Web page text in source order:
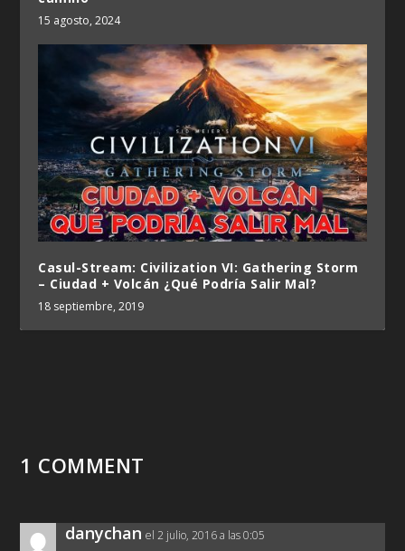
15 agosto, 2024
Casul-Stream: Civilization VI: Gathering Storm
– Ciudad + Volcán ¿Qué Podría Salir Mal?
18 septiembre, 2019
1 COMMENT
danychan el 2 julio, 2016 a las 0:05